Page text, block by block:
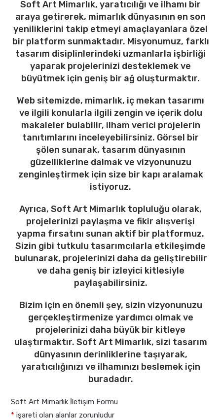
Soft Art Mimarlık, yaratıcılığı ve ilhamı bir
araya getirerek, mimarlık dünyasının en son
yeniliklerini takip etmeyi amaçlayanlara özel
bir platform sunmaktadır. Misyonumuz, farklı
tasarım disiplinlerindeki uzmanlarla işbirliği
yaparak projelerinizi desteklemek ve
büyütmek için geniş bir ağ oluşturmaktır.
Web sitemizde, mimarlık, iç mekan tasarımı
ve ilgili konularla ilgili zengin ve içerik dolu
makaleler bulabilir, ilham verici projelerin
tanıtımlarını inceleyebilirsiniz. Görsel bir
şölen sunarak, tasarım dünyasının
güzelliklerine dalmak ve vizyonunuzu
zenginleştirmek için size bir kapı aralamak
istiyoruz.
Ayrıca, Soft Art Mimarlık topluluğu olarak,
projelerinizi paylaşma ve fikir alışverişi
yapma fırsatını sunan aktif bir platformuz.
Sizin gibi tutkulu tasarımcılarla etkileşimde
bulunarak, projelerinizi daha da geliştirebilir
ve daha geniş bir izleyici kitlesiyle
paylaşabilirsiniz.
Bizim için en önemli şey, sizin vizyonunuzu
gerçekleştirmenize yardımcı olmak ve
projelerinizi daha büyük bir kitleye
ulaştırmaktır. Soft Art Mimarlık, sizi tasarım
dünyasının derinliklerine taşıyarak,
yaratıcılığınızı ve ilhamınızı beslemek için
buradadır.
Soft Art Mimarlık İletişim Formu
* işareti olan alanlar zorunludur